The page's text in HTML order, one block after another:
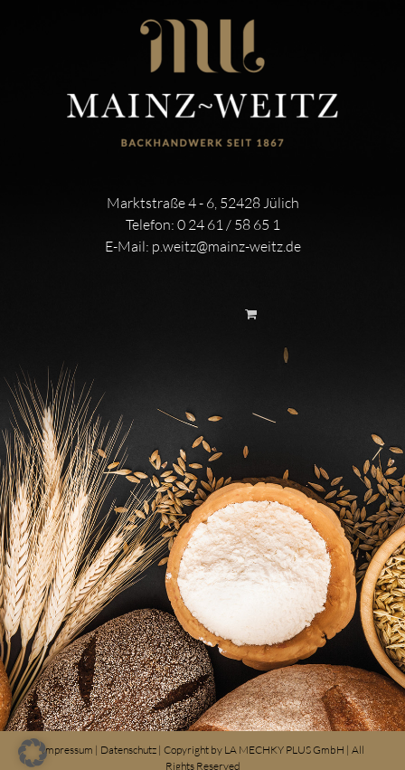
Marktstraße 4 - 6, 52428 Jülich
Telefon: 0 24 61 / 58 65 1
E-Mail: p.weitz@mainz-weitz.de
Impressum | Datenschutz| Copyright by LA MECHKY PLUS GmbH | All
Rights Reserved